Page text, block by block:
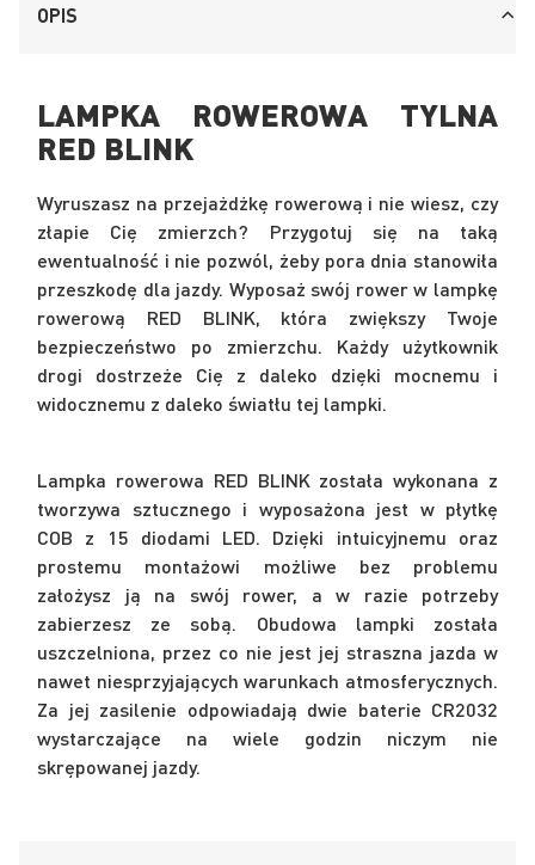
OPIS
LAMPKA ROWEROWA TYLNA
RED BLINK
Wyruszasz na przejażdżkę rowerową i nie wiesz, czy
złapie Cię zmierzch? Przygotuj się na taką
ewentualność i nie pozwól, żeby pora dnia stanowiła
przeszkodę dla jazdy. Wyposaż swój rower w lampkę
rowerową RED BLINK, która zwiększy Twoje
bezpieczeństwo po zmierzchu. Każdy użytkownik
drogi dostrzeże Cię z daleko dzięki mocnemu i
widocznemu z daleko światłu tej lampki.
Lampka rowerowa RED BLINK została wykonana z
tworzywa sztucznego i wyposażona jest w płytkę
COB z 15 diodami LED. Dzięki intuicyjnemu oraz
prostemu montażowi możliwe bez problemu
założysz ją na swój rower, a w razie potrzeby
zabierzesz ze sobą. Obudowa lampki została
uszczelniona, przez co nie jest jej straszna jazda w
nawet niesprzyjających warunkach atmosferycznych.
Za jej zasilenie odpowiadają dwie baterie CR2032
wystarczające na wiele godzin niczym nie
skrępowanej jazdy.